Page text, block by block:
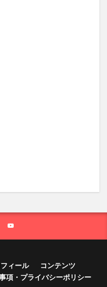
ィール
コンテンツ
項・プライバシーポリシー